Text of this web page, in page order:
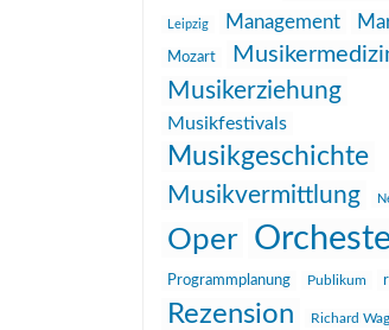
Leipzig Management
Mozart
Musikerziehung
Musikfestivals
Musikgeschichte
Musikvermittlung
Oper
Programmplanung Publikum
Rezension Richard